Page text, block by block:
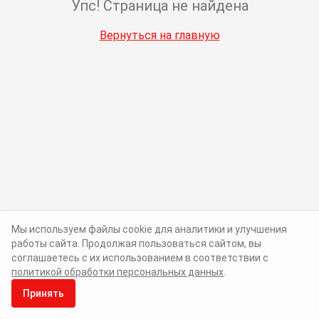
Упс! Страница не найдена
Вернуться на главную
Мы используем файлы cookie для аналитики и улучшения
работы сайта. Продолжая пользоваться сайтом, вы
соглашаетесь с их использованием в соответствии с
политикой обработки персональных данных
Принять